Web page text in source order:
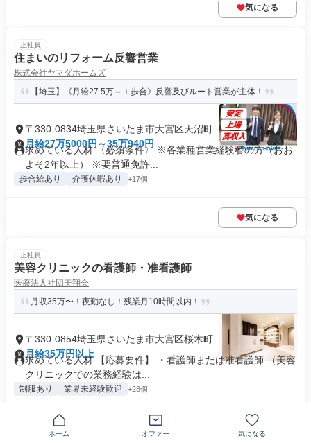
気になる
正社員
住まいのリフォーム反響営業
株式会社ヤマダホームズ
【埼玉】《月給27.5万～＋歩合》反響及びルート営業が主体！
〒330-0834埼玉県さいたま市大宮区天沼町
月給27万5000円～35万940円
求めている人材 〈必須条件〉 ※各業種営業経験者の方（おお
よそ2年以上） ※要普通免許...
歩合給あり 介護休暇あり +17個
気になる
正社員
美容クリニックの看護師・准看護師
医療法人社団美翔会
月収35万〜！夜勤なし！残業月10時間以内！
〒330-0854埼玉県さいたま市大宮区桜木町
月給35万円以上
求めている人材 【応募要件】 ・看護師または准看護師 （美容
クリニックでの業務経験は...
制服あり 業界未経験歓迎 +28個
気になる
ホーム オファー 気になる